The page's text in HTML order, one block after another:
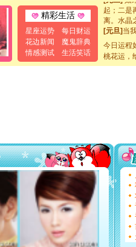
精彩生活
星座运势
每日财运
花边新闻
魔鬼辞典
情感测试
生活笑话
起；二是
离。水晶
[元旦]当
泣，这痛
卖了。水
[春节]风
颜！冬去
[圣诞节]
能正大
都要快乐
[圣诞节]
如意,快
[元旦]
看
断电。
你是我
[元旦]
如
起；二
今日运程
桃花运，